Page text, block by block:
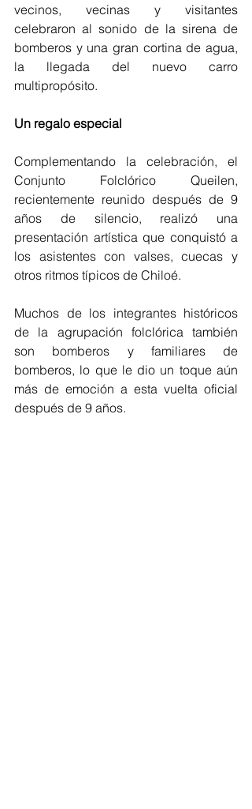
vecinos, vecinas y visitantes
celebraron al sonido de la sirena de
bomberos y una gran cortina de agua,
la llegada del nuevo carro
multipropósito.
Un regalo especial
Complementando la celebración, el
Conjunto Folclórico Queilen,
recientemente reunido después de 9
años de silencio, realizó una
presentación artística que conquistó a
los asistentes con valses, cuecas y
otros ritmos típicos de Chiloé.
Muchos de los integrantes históricos
de la agrupación folclórica también
son bomberos y familiares de
bomberos, lo que le dio un toque aún
más de emoción a esta vuelta oficial
después de 9 años.